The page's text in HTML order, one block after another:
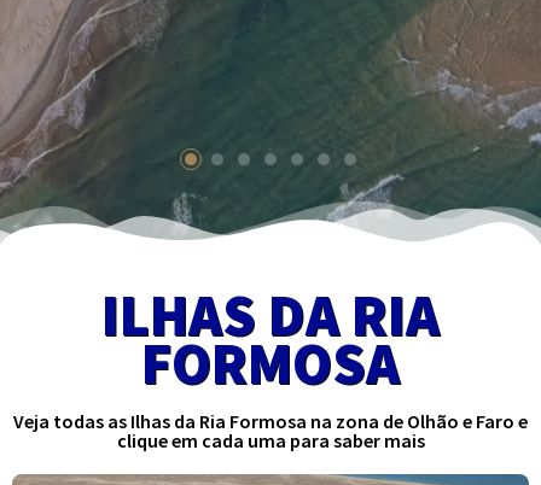
ILHAS DA RIA
FORMOSA
Veja todas as Ilhas da Ria Formosa na zona de Olhão e Faro e
clique em cada uma para saber mais